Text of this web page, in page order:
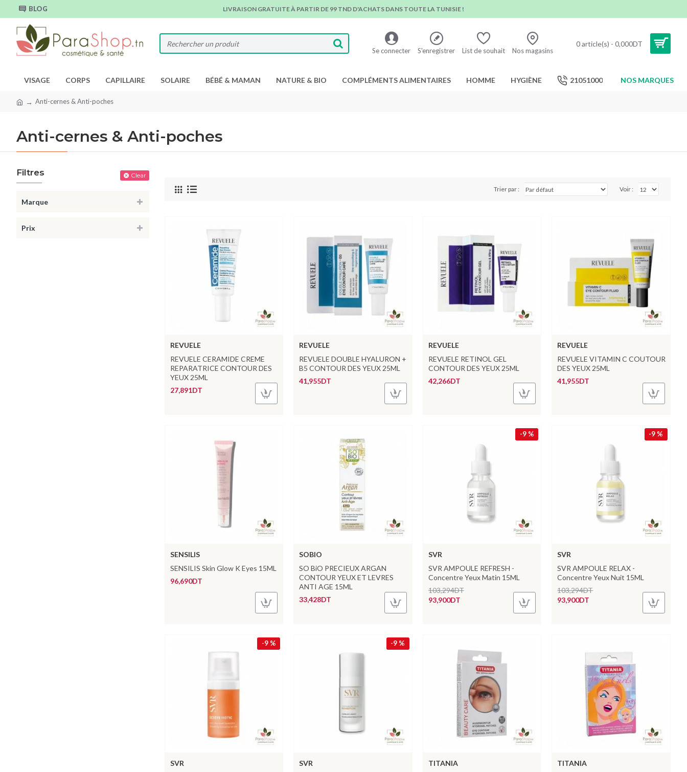
BLOG LIVRAISON GRATUITE À PARTIR DE 99 TND D'ACHATS DANS TOUTE LA TUNISIE !
Se connecter S'enregistrer List de souhait Nos magasins
0 article(s) - 0,000DT
VISAGE CORPS CAPILLAIRE SOLAIRE BÉBÉ & MAMAN NATURE & BIO COMPLÉMENTS ALIMENTAIRES HOMME HYGIÈNE 21051000 NOS MARQUES
Anti-cernes & Anti-poches
Anti-cernes & Anti-poches
Filtres Clear
Prix
Marque
Trier par : Voir :
REVUELE
REVUELE CERAMIDE CREME
REPARATRICE CONTOUR DES
YEUX 25ML
27,891DT
REVUELE
REVUELE DOUBLE HYALURON +
B5 CONTOUR DES YEUX 25ML
41,955DT
REVUELE
REVUELE RETINOL GEL
CONTOUR DES YEUX 25ML
42,266DT
REVUELE
REVUELE VITAMIN C COUTOUR
DES YEUX 25ML
41,955DT
SENSILIS
SENSILIS Skin Glow K Eyes 15ML
96,690DT
SOBIO
SO BiO PRECIEUX ARGAN
CONTOUR YEUX ET LEVRES
ANTI AGE 15ML
33,428DT
-9 %
SVR
SVR AMPOULE REFRESH -
Concentre Yeux Matin 15ML
93,900DT
103,294DT
-9 %
SVR
SVR AMPOULE RELAX -
Concentre Yeux Nuit 15ML
93,900DT
103,294DT
-9 %
SVR
-9 %
SVR
TITANIA
TITANIA